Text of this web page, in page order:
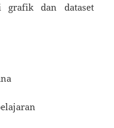
grafik dan dataset